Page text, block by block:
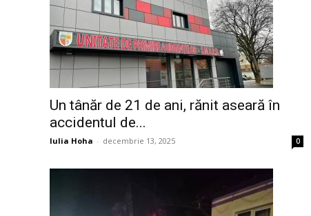
Un tânăr de 21 de ani, rănit aseară în
accidentul de...
Iulia Hoha - decembrie 13, 2025 0